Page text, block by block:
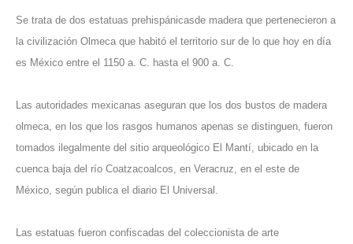
Se trata de dos estatuas prehispánicasde madera que pertenecieron a
la civilización Olmeca que habitó el territorio sur de lo que hoy en día
es México entre el 1150 a. C. hasta el 900 a. C.
Las autoridades mexicanas aseguran que los dos bustos de madera
olmeca, en los que los rasgos humanos apenas se distinguen, fueron
tomados ilegalmente del sitio arqueológico El Mantí, ubicado en la
cuenca baja del río Coatzacoalcos, en Veracruz, en el este de
México, según publica el diario El Universal.
Las estatuas fueron confiscadas del coleccionista de arte